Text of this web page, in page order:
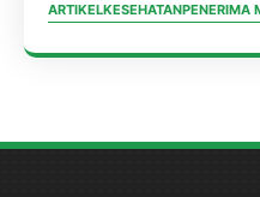
ARTIKELKESEHATANPENERIMA